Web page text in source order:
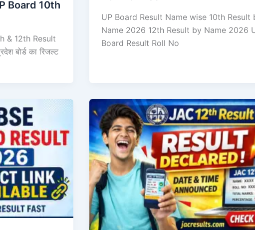
Board 10th
& 12th Result
बोर्ड का रिजल्ट
UP Board Result Name wise 10th Result
Name 2026 12th Result by Name 2026
Board Result Roll No